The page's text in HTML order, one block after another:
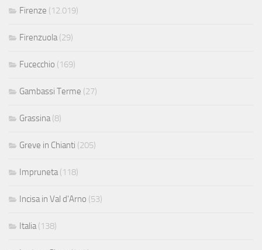
Firenze (12.019)
Firenzuola(29)
Fucecchio (169)
Gambassi Terme (27)
Grassina(8)
Greve in Chianti (205)
Impruneta(118)
Incisa in Val d'Arno (53)
Italia(138)